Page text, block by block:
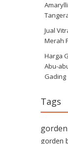
Jual
Merah
Harga
Abu-
Gading
Tags
gorden